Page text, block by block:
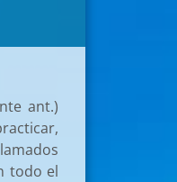
ant.)
todo el